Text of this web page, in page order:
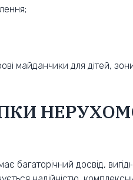
майданчики для дітей,
багаторічний досвід,